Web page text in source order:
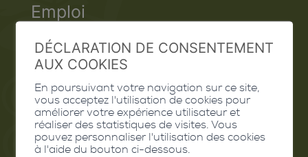
Emploi
Contact
Extranet
Valais Excellence
DÉCLARATION DE CONSENTEMENT
AUX COOKIES
En poursuivant votre navigation sur ce site,
vous acceptez l'utilisation de cookies pour
améliorer votre expérience utilisateur et
réaliser des statistiques de visites. Vous
pouvez personnaliser l'utilisation des cookies
à l'aide du bouton ci-dessous.